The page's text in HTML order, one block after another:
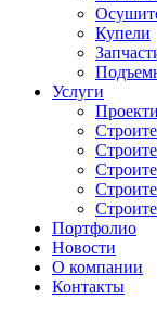
Купели
Услуги
Портфолио
Новости
O компании
Контакты